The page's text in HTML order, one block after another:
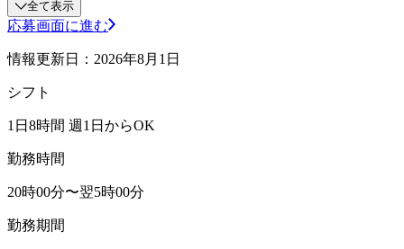
全て表示
応募画面に進む
情報更新日：2026年8月1日
シフト
1日8時間 週1日からOK
勤務時間
20時00分〜翌5時00分
勤務期間